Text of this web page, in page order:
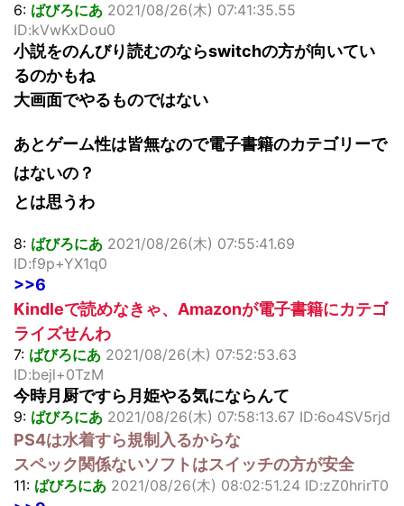
6: ばびろにあ 2021/08/26(木) 07:41:35.55
ID:kVwKxDou0
小説をのんびり読むのならswitchの方が向いてい
るのかもね
大画面でやるものではない
あとゲーム性は皆無なので電子書籍のカテゴリーで
はないの？
とは思うわ
8: ばびろにあ 2021/08/26(木) 07:55:41.69
ID:f9p+YX1q0
>>6
Kindleで読めなきゃ、Amazonが電子書籍にカテゴ
ライズせんわ
7: ばびろにあ 2021/08/26(木) 07:52:53.63
ID:bejl+0TzM
今時月厨ですら月姫やる気にならんて
9: ばびろにあ 2021/08/26(木) 07:58:13.67 ID:6o4SV5rjd
PS4は水着すら規制入るからな
スペック関係ないソフトはスイッチの方が安全
11: ばびろにあ 2021/08/26(木) 08:02:51.24 ID:zZ0hrirT0